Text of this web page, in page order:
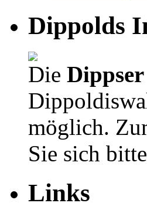
Dippolds
Die
möglich.
Sie sich
Links